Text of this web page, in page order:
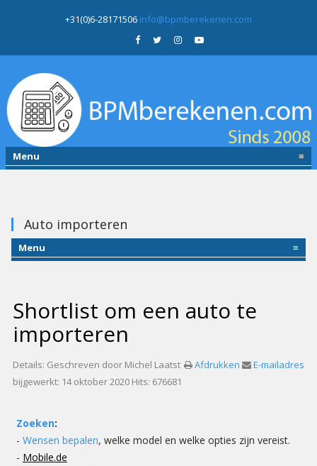
+31(0)6-28171506 info@bpmberekenen.com
Menu ≡
Auto importeren
Menu ≡
Shortlist om een auto te
importeren
Afdrukken E-mailadres
Details: Geschreven door Michel Laatst
bijgewerkt: 14 oktober 2020 Hits: 676681
Zoeken:
- Wensen bepalen, welke model en welke opties zijn vereist.
- Mobile.de